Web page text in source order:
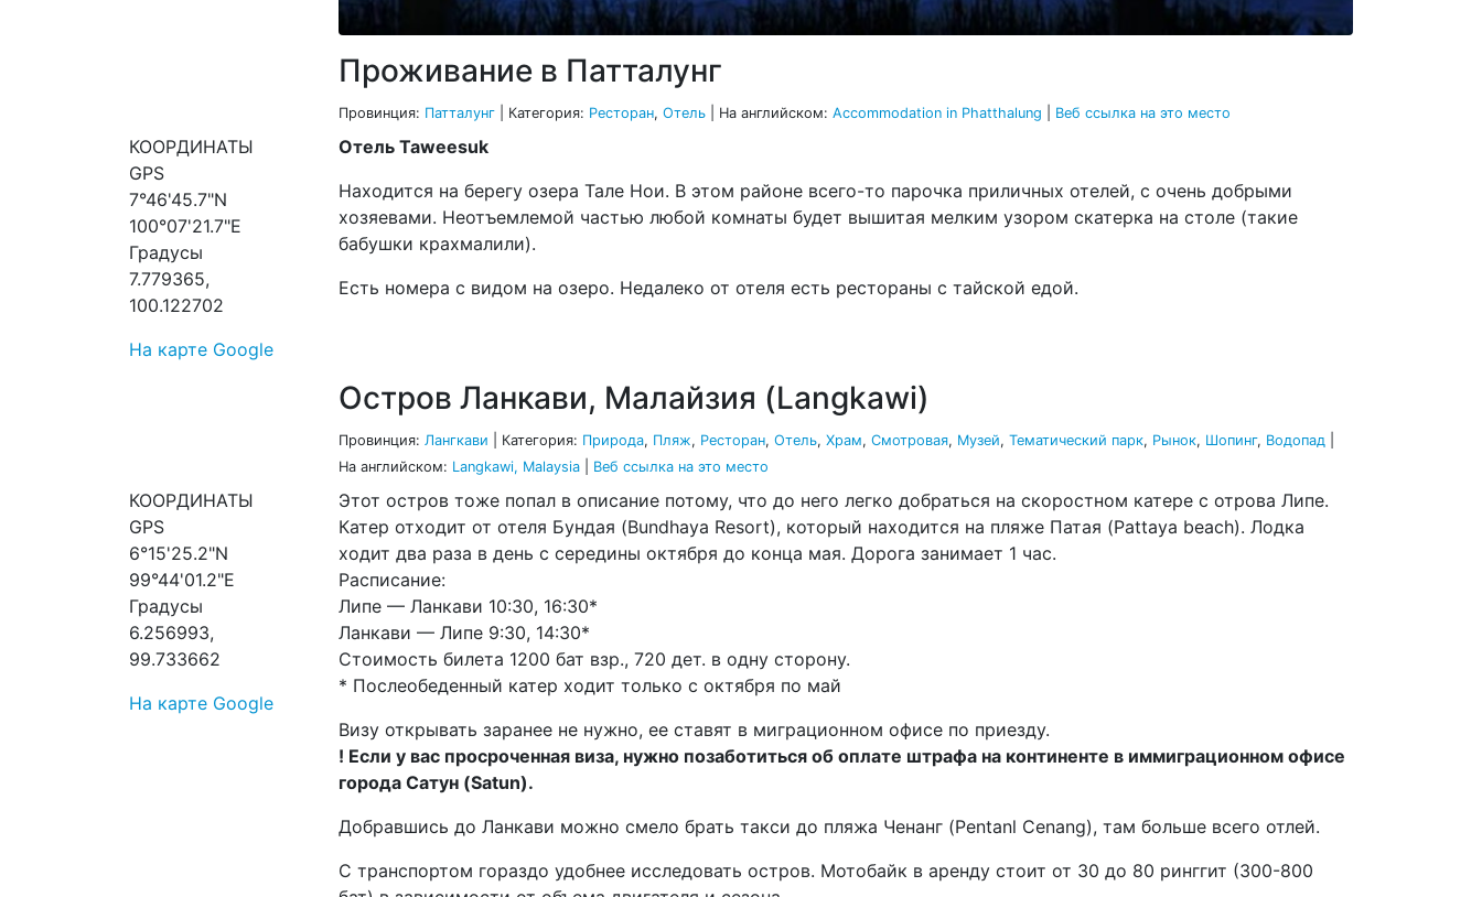
Проживание в Патталунг
Провинция: Патталунг Категория: Ресторан, Отель | На английском: Accommodation in Phatthalung Веб ссылка на это место
КООРДИНАТЫ
GPS
7°46'45.7"N
100°07'21.7"E
Градусы
7.779365,
100.122702
На карте Google
Отель Taweesuk
Находится на берегу озера Тале Нои. В этом районе всего-то парочка приличных отелей, с очень добрыми
хозяевами. Неотъемлемой частью любой комнаты будет вышитая мелким узором скатерка на столе (такие
бабушки крахмалили).
Есть номера с видом на озеро. Недалеко от отеля есть рестораны с тайской едой.
Остров Ланкави, Малайзия (Langkawi)
Провинция: Лангкави Категория: Природа, Пляж, Ресторан, Отель, Храм, Смотровая, Музей, Тематический парк, Рынок, Шопинг, Водопад
На английском: Langkawi, Malaysia Веб ссылка на это место
КООРДИНАТЫ
GPS
6°15'25.2"N
99°44'01.2"E
Градусы
6.256993,
99.733662
На карте Google
Этот остров тоже попал в описание потому, что до него легко добраться на скоростном катере с отрова Липе.
Катер отходит от отеля Бундая (Bundhaya Resort), который находится на пляже Патая (Pattaya beach). Лодка
ходит два раза в день с середины октября до конца мая. Дорога занимает 1 час.
Расписание:
Липе — Ланкави 10:30, 16:30*
Ланкави — Липе 9:30, 14:30*
Стоимость билета 1200 бат взр., 720 дет. в одну сторону.
* Послеобеденный катер ходит только с октября по май
Визу открывать заранее не нужно, ее ставят в миграционном офисе по приезду.
! Если у вас просроченная виза, нужно позаботиться об оплате штрафа на континенте в иммиграционном офисе
города Сатун (Satun).
Добравшись до Ланкави можно смело брать такси до пляжа Ченанг (Pentanl Cenang), там больше всего отлей.
С транспортом гораздо удобнее исследовать остров. Мотобайк в аренду стоит от 30 до 80 ринггит (300-800